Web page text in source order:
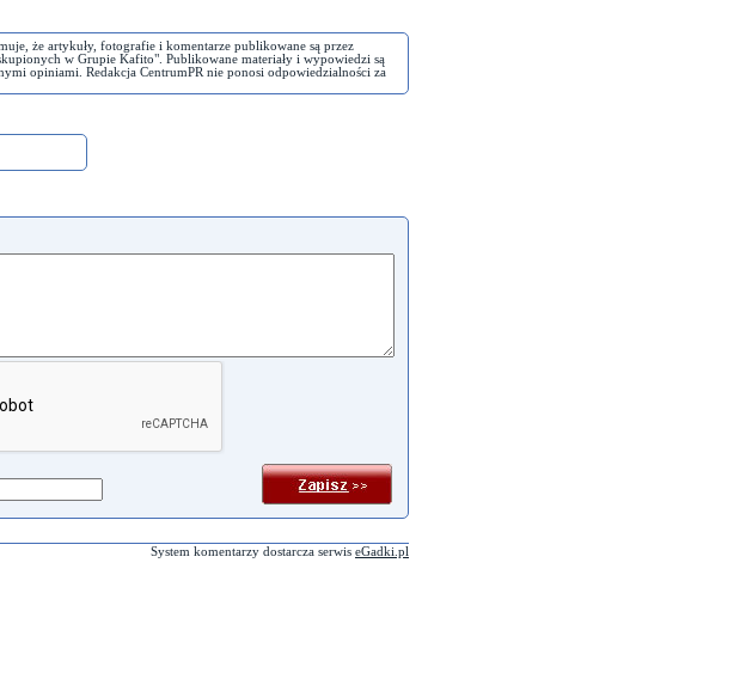
że artykuły, fotografie i komentarze publikowane są przez
w Grupie Kafito". Publikowane materiały i wypowiedzi są
opiniami. Redakcja CentrumPR nie ponosi odpowiedzialności za
System komentarzy dostarcza serwis eGadki.pl